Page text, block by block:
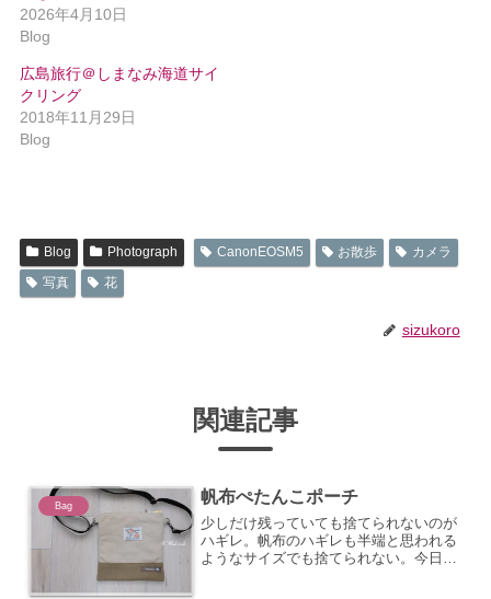
2026年4月10日
Blog
広島旅行＠しまなみ海道サイ
クリング
2018年11月29日
Blog
Blog Photograph CanonEOSM5 お散歩
カメラ
写真
花
sizukoro
関連記事
Bag 帆布ぺたんこポーチ
少しだけ残っていても捨てられないのが
ハギレ。帆布のハギレも半端と思われる
ようなサイズでも捨てられない。今日は